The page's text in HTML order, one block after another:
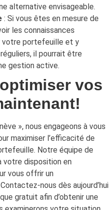
alternative envisageable.
: Si vous êtes en mesure de
les connaissances
votre portefeuille et y
il pourrait être
gestion active.
vos
», nous engageons à vous
maximiser l’efficacité de
Notre équipe de
votre disposition en
vous offrir un
nous dès aujourd’hui
gratuit afin d’obtenir une